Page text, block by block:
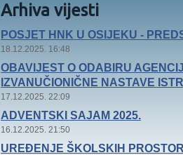
Arhiva vijesti
POSJET HNK U OSIJEKU -
18.12.2025. 16:48
OBAVIJEST O ODABIRU
IZVANUČIONIČNE NASTAVE
17.12.2025. 22:09
ADVENTSKI SAJAM 2025.
16.12.2025. 21:50
UREĐENJE ŠKOLSKIH